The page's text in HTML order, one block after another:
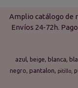
Amplio catálogo de
Envíos 24-72h.
azul beige blanca
negro pantalon pitillo